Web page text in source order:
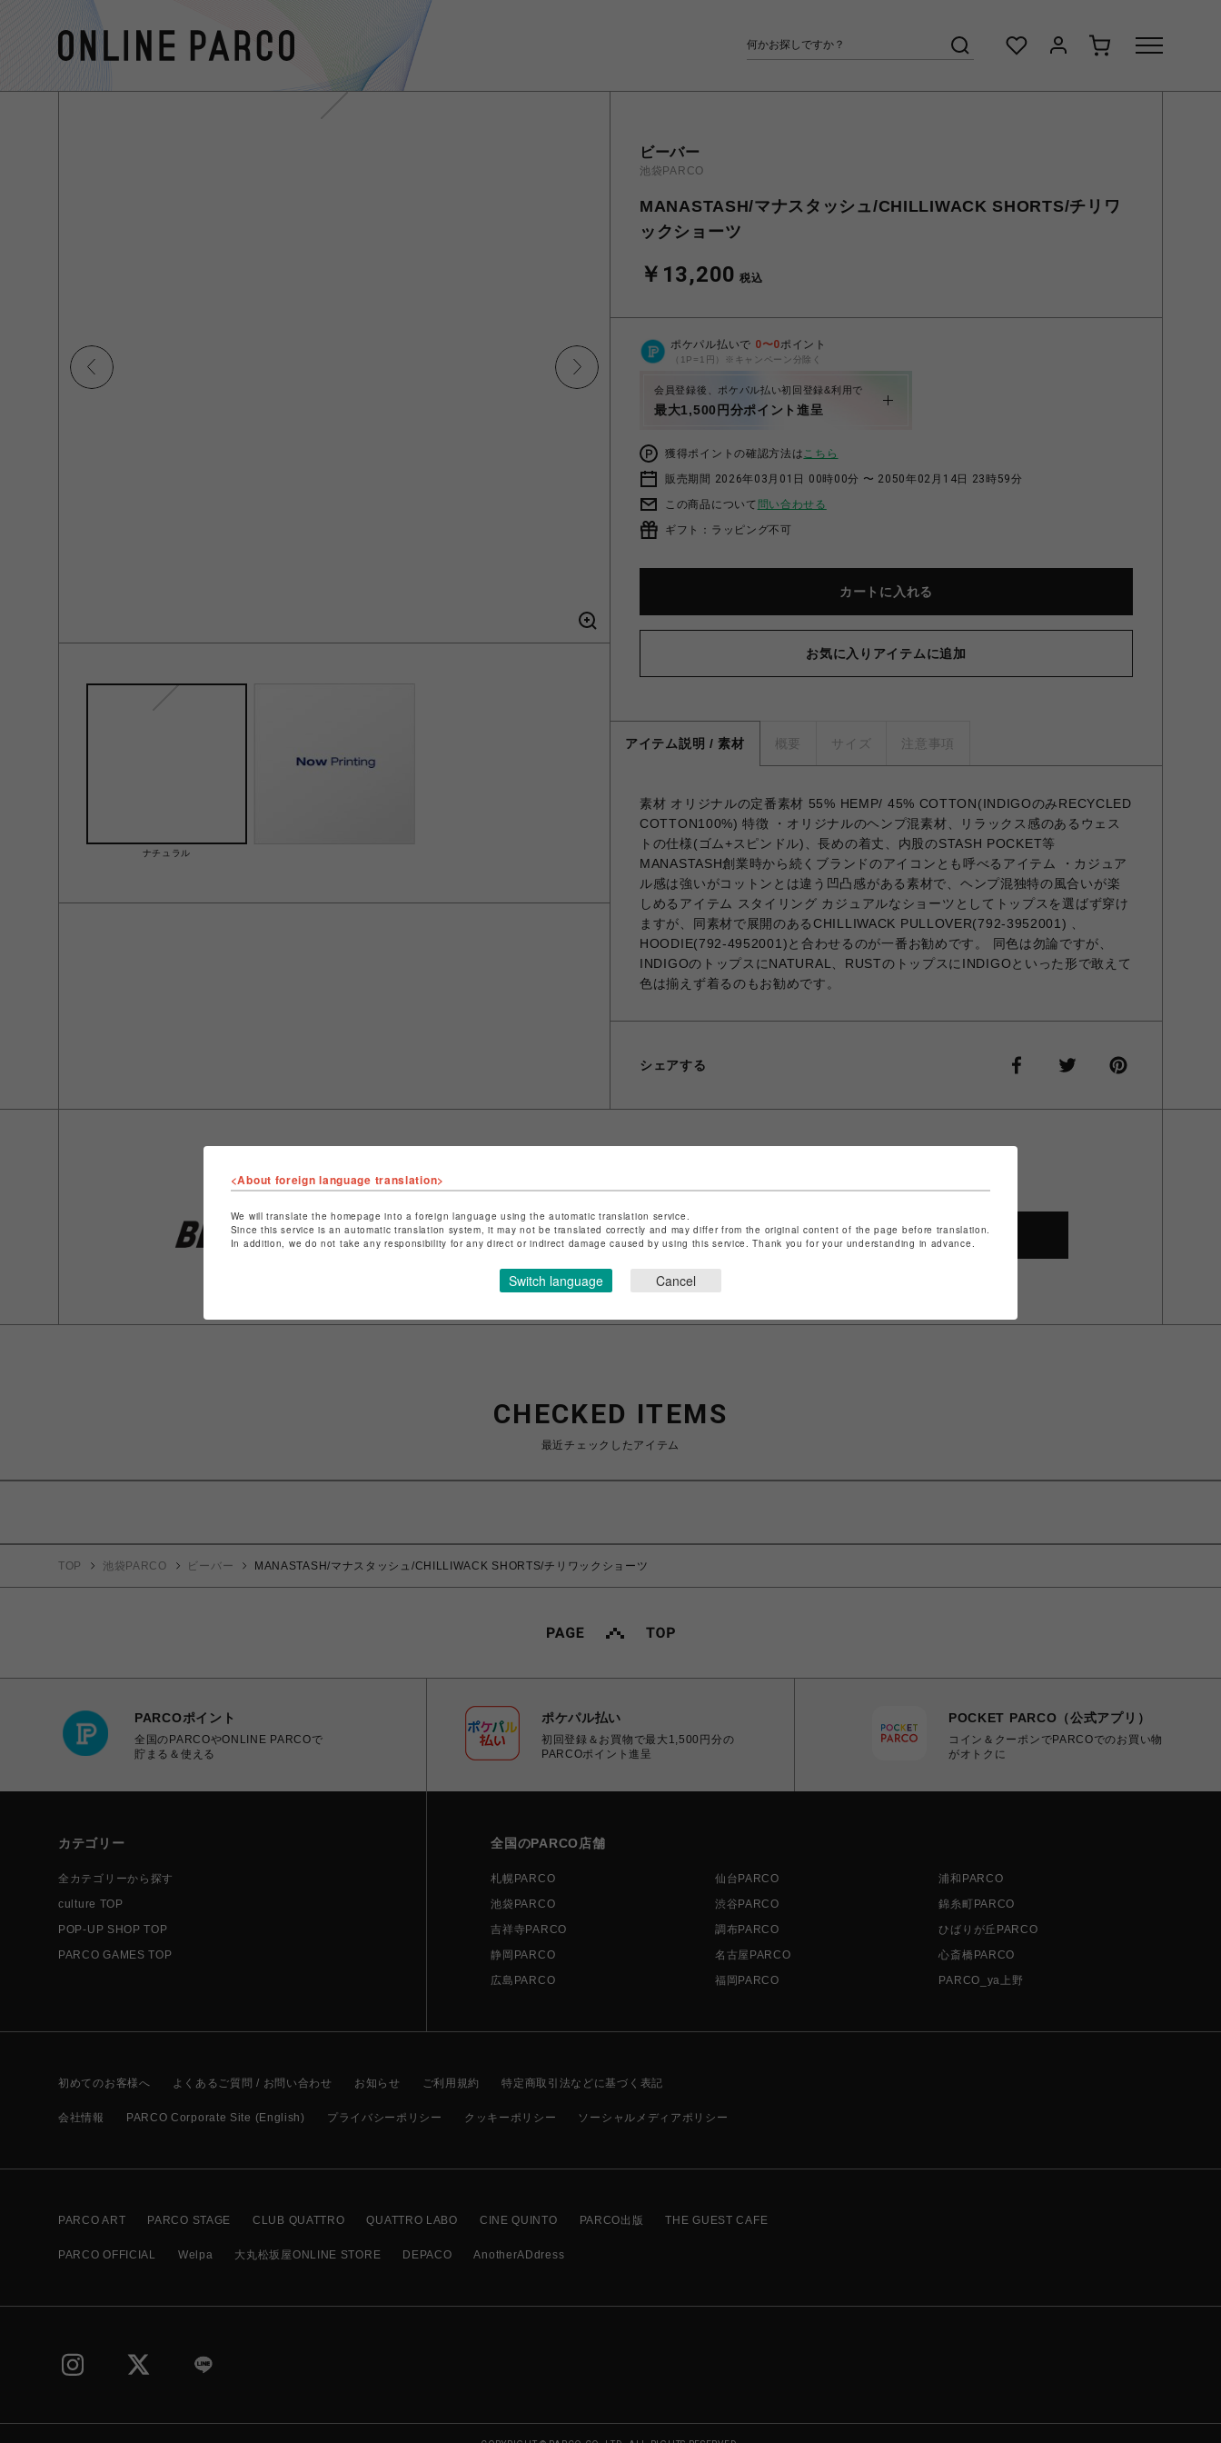
ナチュラル
ビーバー
池袋PARCO
MANASTASH/マナスタッシュ/CHILLIWACK SHORTS/チリワ
ックショーツ
￥13,200 税込
ポケパル払いで 0〜0ポイント
（1P=1円）※キャンペーン分除く
会員登録後、ポケパル払い初回登録&利用で
最大1,500円分ポイント進呈
獲得ポイントの確認方法はこちら
販売期間 2026年03月01日 00時00分 〜 2050年02月14日 23時59分
この商品について 問い合わせる
ギフト：ラッピング不可
カートに入れる
お気に入りアイテムに追加
アイテム説明 / 素材 概要 サイズ 注意事項
素材 オリジナルの定番素材 55% HEMP/ 45% COTTON(INDIGOのみRECYCLED
COTTON100%) 特徴 ・オリジナルのヘンプ混素材、リラックス感のあるウェス
トの仕様(ゴム+スピンドル)、長めの着丈、内股のSTASH POCKET等
MANASTASH創業時から続くブランドのアイコンとも呼べるアイテム ・カジュア
ル感は強いがコットンとは違う凹凸感がある素材で、ヘンプ混独特の風合いが楽
しめるアイテム スタイリング カジュアルなショーツとしてトップスを選ばず穿け
ますが、同素材で展開のあるCHILLIWACK PULLOVER(792-3952001) 、
HOODIE(792-4952001)と合わせるのが一番お勧めです。 同色は勿論ですが、
INDIGOのトップスにNATURAL、RUSTのトップスにINDIGOといった形で敢えて
色は揃えず着るのもお勧めです。
シェアする
ショップ名
ビーバー
店舗名
池袋PARCO
特定商取引法など法令に基づく表記は
こちら
ショップお問い合わせは こちら
SHOP TOP
CHECKED ITEMS
最近チェックしたアイテム
TOP 池袋PARCO ビーバー MANASTASH/マナスタッシュ/CHILLIWACK SHORTS/チリワックショーツ
PARCOポイント
全国のPARCOやONLINE PARCOで
貯まる＆使える
ポケパル払い
初回登録＆お買物で最大1,500円分の
PARCOポイント進呈
POCKET PARCO（公式アプリ）
コイン＆クーポンでPARCOでのお買い物
がオトクに
カテゴリー
全カテゴリーから探す
culture TOP
POP-UP SHOP TOP
PARCO GAMES TOP
全国のPARCO店舗
札幌PARCO 仙台PARCO
浦和PARCO
池袋PARCO
渋谷PARCO
錦糸町PARCO
吉祥寺PARCO
調布PARCO
ひばりが丘PARCO
静岡PARCO
名古屋PARCO
心斎橋PARCO
広島PARCO
福岡PARCO PARCO_ya上野
初めてのお客様へ よくあるご質問 / お問い合わせ お知らせ ご利用規約 特定商取引法などに基づく表記
会社情報 PARCO Corporate Site (English) プライバシーポリシー クッキーポリシー ソーシャルメディアポリシー
PARCO ART PARCO STAGE CLUB QUATTRO QUATTRO LABO CINE QUINTO PARCO出版 THE GUEST CAFE
PARCO OFFICIAL Welpa 大丸松坂屋ONLINE STORE DEPACO AnotherADdress
<About foreign language translation>
We will translate the homepage into a foreign language using the automatic translation service.
Since this service is an automatic translation system, it may not be translated correctly and may differ from the original content of the page before translation.
In addition, we do not take any responsibility for any direct or indirect damage caused by using this service. Thank you for your understanding in advance.
Switch language Cancel